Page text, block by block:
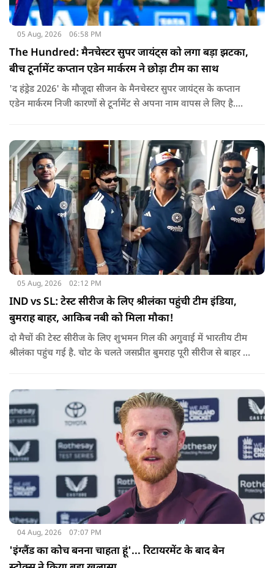
05 Aug, 2026 06:58 PM
The Hundred: मैनचेस्टर सुपर जायंट्स को लगा बड़ा झटका,
बीच टूर्नामेंट कप्तान एडेन मार्करम ने छोड़ा टीम का साथ
'द हंड्रेड 2026' के मौजूदा सीजन के मैनचेस्टर सुपर जायंट्स के कप्तान
एडेन मार्करम निजी कारणों से टूर्नामेंट से अपना नाम वापस ले लिए है.
05 Aug, 2026 02:12 PM
IND vs SL: टेस्ट सीरीज के लिए श्रीलंका पहुंची टीम इंडिया,
बुमराह बाहर, आकिब नबी को मिला मौका!
दो मैचों की टेस्ट सीरीज के लिए शुभमन गिल की अगुवाई में भारतीय टीम
श्रीलंका पहुंच गई है. चोट के चलते जसप्रीत बुमराह पूरी सीरीज से बाहर हो
04 Aug, 2026 07:07 PM
'इंग्लैंड का कोच बनना चाहता हूं'... रिटायरमेंट के बाद बेन